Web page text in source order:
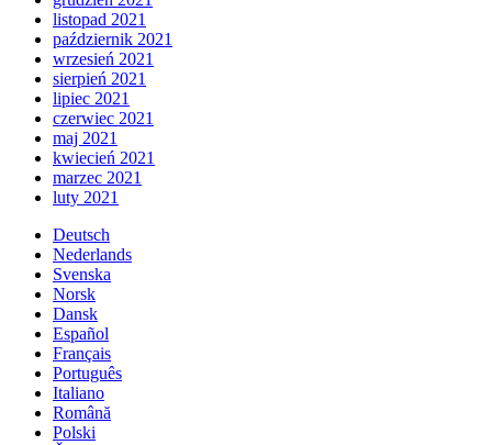
listopad 2021
październik 2021
wrzesień 2021
sierpień 2021
lipiec 2021
czerwiec 2021
maj 2021
kwiecień 2021
marzec 2021
luty 2021
Deutsch
Nederlands
Svenska
Norsk
Dansk
Español
Français
Português
Italiano
Română
Polski